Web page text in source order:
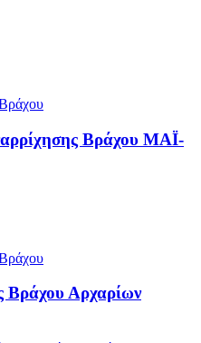
Βράχου ΜΑΪ-
Βράχου Αρχαρίων